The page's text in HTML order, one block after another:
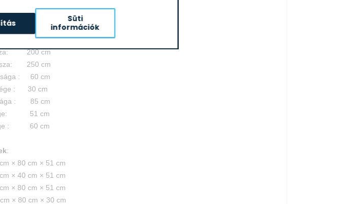
:
250 cm
200 cm
250 cm
: 60 cm
: 30 cm
: 85 cm
51 cm
: 60 cm
:
× 80 cm × 51 cm
× 40 cm × 51 cm
× 80 cm × 51 cm
× 80 cm × 30 cm
Süti
információk